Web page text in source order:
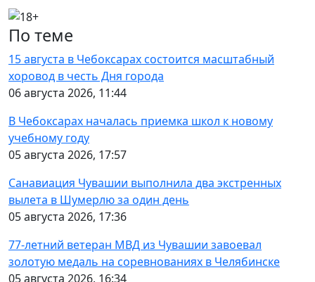
По теме
15 августа в Чебоксарах состоится масштабный
хоровод в честь Дня города
06 августа 2026, 11:44
В Чебоксарах началась приемка школ к новому
учебному году
05 августа 2026, 17:57
Санавиация Чувашии выполнила два экстренных
вылета в Шумерлю за один день
05 августа 2026, 17:36
77-летний ветеран МВД из Чувашии завоевал
золотую медаль на соревнованиях в Челябинске
05 августа 2026, 16:34